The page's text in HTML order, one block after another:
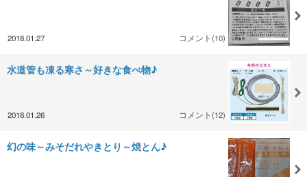
2018.01.27 コメント(10)
水道管も凍る寒さ～好きな食べ物♪
2018.01.26 コメント(12)
幻の味～みそだれやきとり～焼とん♪